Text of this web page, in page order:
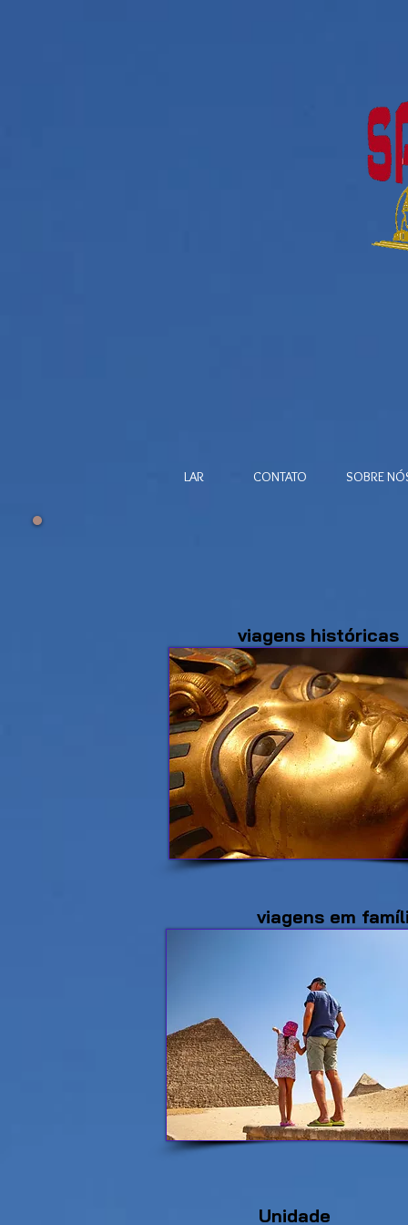
LAR CONTATO SOBRE
viagens históricas
viagens em
Unidade